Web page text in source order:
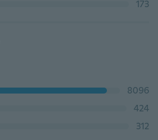
173
8096
424
312